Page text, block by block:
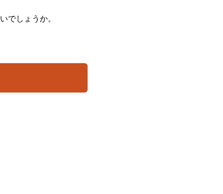
でしょうか。